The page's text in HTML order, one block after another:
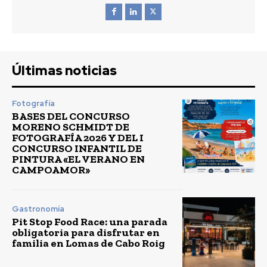
Últimas noticias
Fotografía
BASES DEL CONCURSO
MORENO SCHMIDT DE
FOTOGRAFÍA 2026 Y DEL I
CONCURSO INFANTIL DE
PINTURA «EL VERANO EN
CAMPOAMOR»
Gastronomía
Pit Stop Food Race: una parada
obligatoria para disfrutar en
familia en Lomas de Cabo Roig